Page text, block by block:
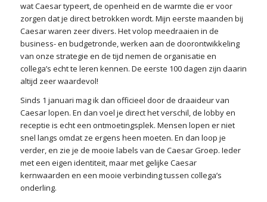
wat Caesar typeert, de openheid en de warmte die er voor
zorgen dat je direct betrokken wordt. Mijn eerste maanden bij
Caesar waren zeer divers. Het volop meedraaien in de
business- en budgetronde, werken aan de doorontwikkeling
van onze strategie en de tijd nemen de organisatie en
collega’s echt te leren kennen. De eerste 100 dagen zijn daarin
altijd zeer waardevol!
Sinds 1 januari mag ik dan officieel door de draaideur van
Caesar lopen. En dan voel je direct het verschil, de lobby en
receptie is echt een ontmoetingsplek. Mensen lopen er niet
snel langs omdat ze ergens heen moeten. En dan loop je
verder, en zie je de mooie labels van de Caesar Groep. Ieder
met een eigen identiteit, maar met gelijke Caesar
kernwaarden en een mooie verbinding tussen collega’s
onderling.